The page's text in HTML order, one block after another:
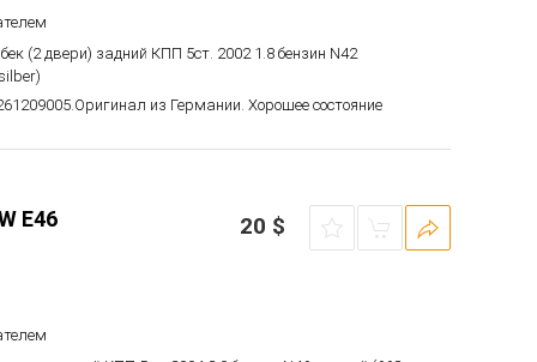
(2 двери) задний КПП 5ст. 2002 1.8 бензин N42
из Германии. Хорошее состояние
E46 20 $